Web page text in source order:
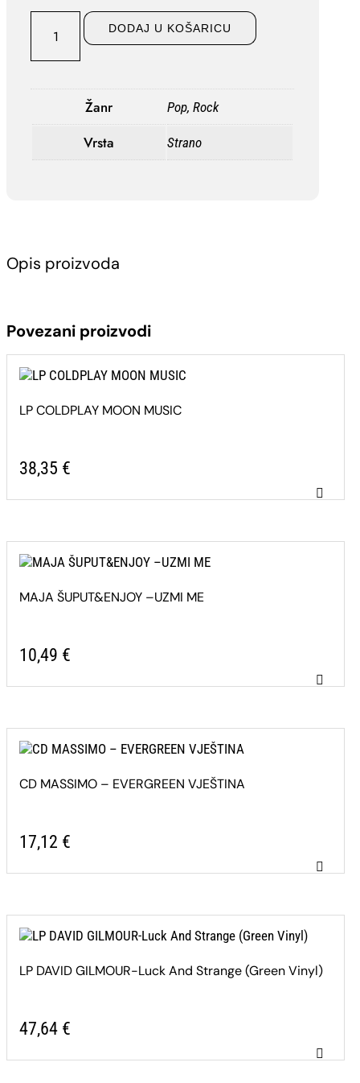
CHARLATANS-
Stories
DODAJ U KOŠARICU
Žanr Pop, Rock
Vrsta Strano
Opis proizvoda
Povezani proizvodi
LP COLDPLAY MOON MUSIC
38,35 €
MAJA ŠUPUT&ENJOY –UZMI ME
10,49 €
CD MASSIMO – EVERGREEN VJEŠTINA
17,12 €
LP DAVID GILMOUR-Luck And Strange (Green Vinyl)
47,64 €